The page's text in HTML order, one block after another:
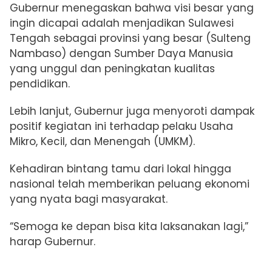
Gubernur menegaskan bahwa visi besar yang
ingin dicapai adalah menjadikan Sulawesi
Tengah sebagai provinsi yang besar (Sulteng
Nambaso) dengan Sumber Daya Manusia
yang unggul dan peningkatan kualitas
pendidikan.
Lebih lanjut, Gubernur juga menyoroti dampak
positif kegiatan ini terhadap pelaku Usaha
Mikro, Kecil, dan Menengah (UMKM).
Kehadiran bintang tamu dari lokal hingga
nasional telah memberikan peluang ekonomi
yang nyata bagi masyarakat.
“Semoga ke depan bisa kita laksanakan lagi,”
harap Gubernur.